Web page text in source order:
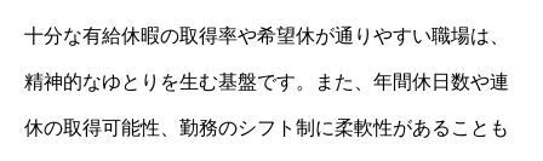
十分な有給休暇の取得率や希望休が通りやすい職場は、
精神的なゆとりを生む基盤です。また、年間休日数や連
休の取得可能性、勤務のシフト制に柔軟性があることも